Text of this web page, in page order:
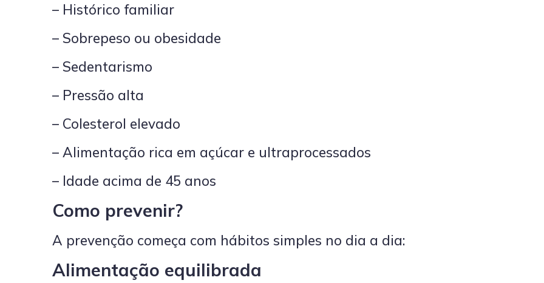
– Histórico familiar
– Sobrepeso ou obesidade
– Sedentarismo
– Pressão alta
– Colesterol elevado
– Alimentação rica em açúcar e ultraprocessados
– Idade acima de 45 anos
Como prevenir?
A prevenção começa com hábitos simples no dia a dia:
Alimentação equilibrada